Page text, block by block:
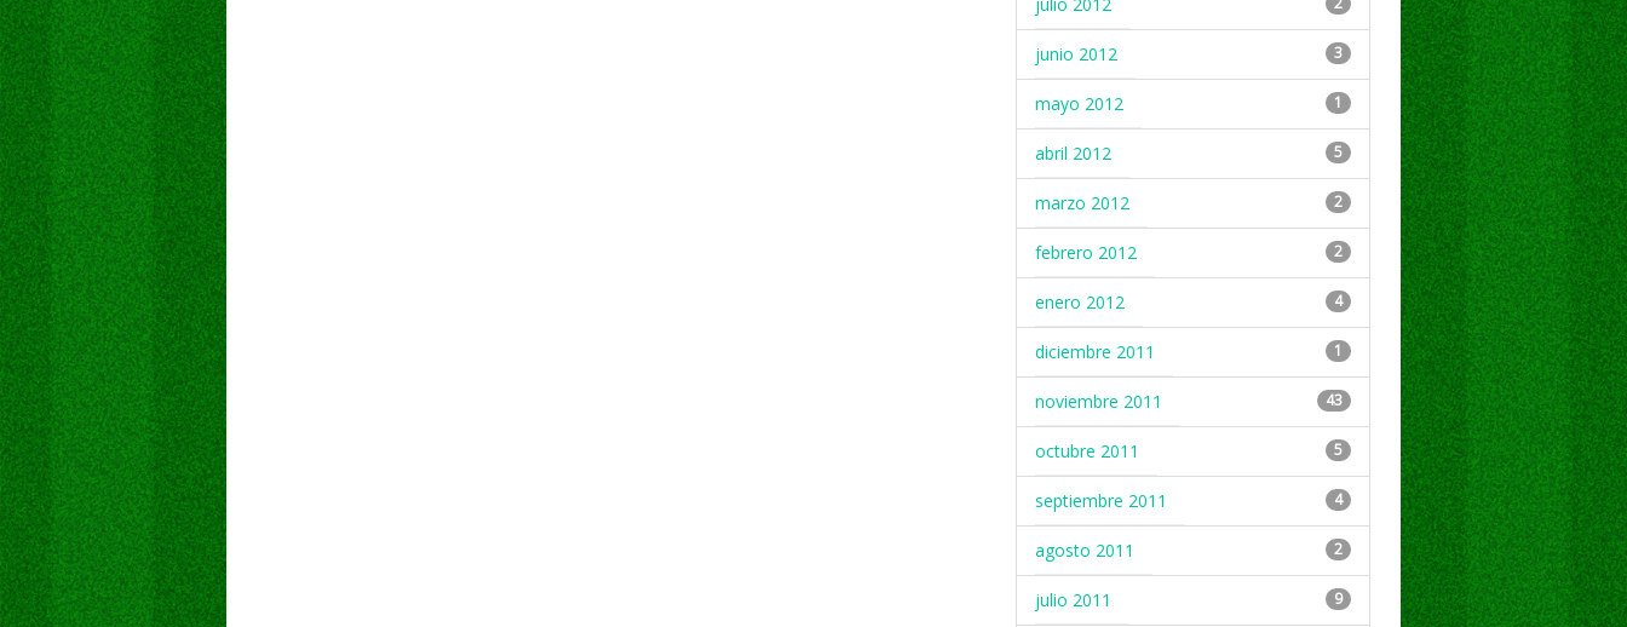
junio 2012 3
mayo 2012 1
abril 2012 5
marzo 2012 2
febrero 2012 2
enero 2012 4
diciembre 2011 1
noviembre 2011 43
octubre 2011 5
septiembre 2011 4
agosto 2011 2
julio 2011 9